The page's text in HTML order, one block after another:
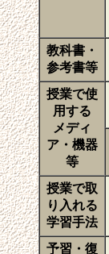
教科書・
参考書等
授業で使
用する
メディ
ア・機器
等
授業で取
り入れる
学習手法
予習・復